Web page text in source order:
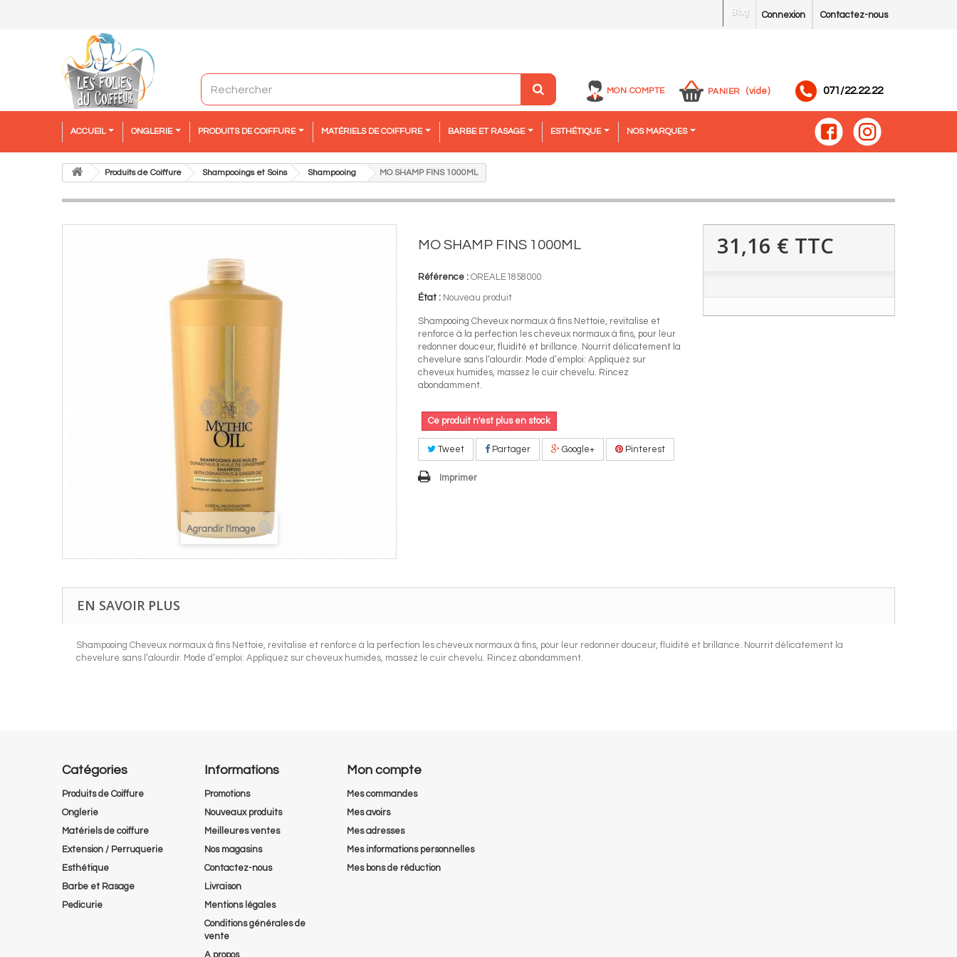
Contactez-nous
Connexion
Blog
MON COMPTE PANIER (vide) 071/22.22.22
ACCUEIL ONGLERIE PRODUITS DE COIFFURE MATÉRIELS DE COIFFURE BARBE ET RASAGE ESTHÉTIQUE NOS MARQUES
Produits de Coiffure Shampooings et Soins Shampooing MO SHAMP FINS 1000ML
Agrandir l'image
MO SHAMP FINS 1000ML
Référence : OREALE1858000
État : Nouveau produit
Shampooing Cheveux normaux à fins Nettoie, revitalise et
renforce à la perfection les cheveux normaux à fins, pour leur
redonner douceur, fluidité et brillance. Nourrit délicatement la
chevelure sans l’alourdir. Mode d’emploi: Appliquez sur
cheveux humides, massez le cuir chevelu. Rincez
abondamment.
Ce produit n'est plus en stock
Tweet Partager Google+ Pinterest
Imprimer
31,16 € TTC
EN SAVOIR PLUS
Shampooing Cheveux normaux à fins Nettoie, revitalise et renforce à la perfection les cheveux normaux à fins, pour leur redonner douceur, fluidité et brillance. Nourrit délicatement la
chevelure sans l’alourdir. Mode d’emploi: Appliquez sur cheveux humides, massez le cuir chevelu. Rincez abondamment.
Catégories
Produits de Coiffure
Onglerie
Matériels de coiffure
Extension / Perruquerie
Esthétique
Barbe et Rasage
Pedicurie
Informations
Promotions
Nouveaux produits
Meilleures ventes
Nos magasins
Contactez-nous
Livraison
Mentions légales
Conditions générales de
vente
A propos
Mon compte
Mes commandes
Mes avoirs
Mes adresses
Mes informations personnelles
Mes bons de réduction